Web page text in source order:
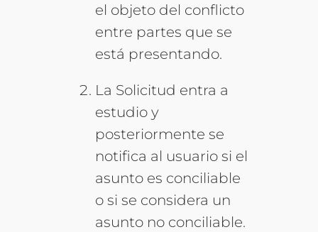
el objeto del conflicto
entre partes que se
está presentando.
La Solicitud entra a
estudio y
posteriormente se
notifica al usuario si el
asunto es conciliable
o si se considera un
asunto no conciliable.